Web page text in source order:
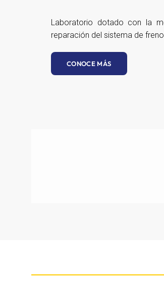
Laboratorio dotado con la
reparación del sistema de
CONOCE MÁS